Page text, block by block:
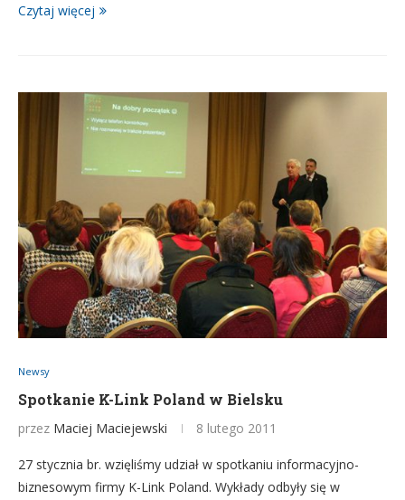
Czytaj więcej
Newsy
Spotkanie K-Link Poland w Bielsku
przez Maciej Maciejewski 8 lutego 2011
27 stycznia br. wzięliśmy udział w spotkaniu informacyjno-
biznesowym firmy K-Link Poland. Wykłady odbyły się w